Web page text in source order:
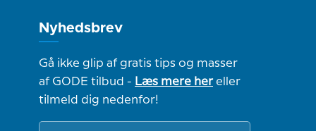
Nyhedsbrev
Gå ikke glip af gratis tips og masser
af GODE tilbud - Læs mere hereller
tilmeld dig nedenfor!